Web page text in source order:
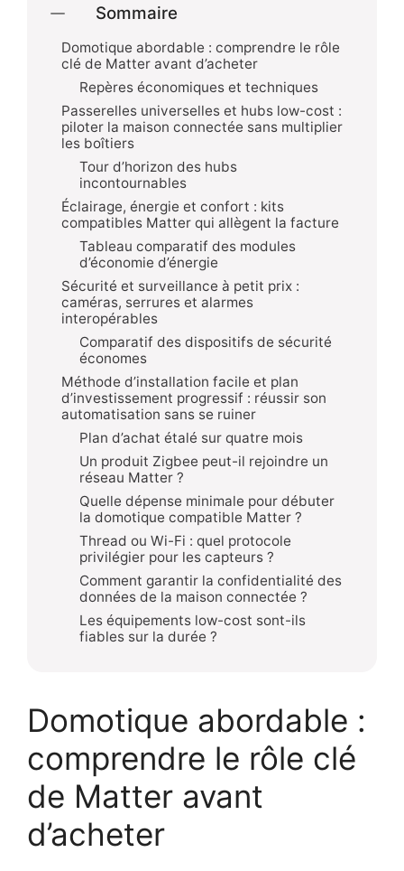
Sommaire
Domotique abordable : comprendre le rôle
clé de Matter avant d’acheter
Repères économiques et techniques
Passerelles universelles et hubs low-cost :
piloter la maison connectée sans multiplier
les boîtiers
Tour d’horizon des hubs
incontournables
Éclairage, énergie et confort : kits
compatibles Matter qui allègent la facture
Tableau comparatif des modules
d’économie d’énergie
Sécurité et surveillance à petit prix :
caméras, serrures et alarmes
interopérables
Comparatif des dispositifs de sécurité
économes
Méthode d’installation facile et plan
d’investissement progressif : réussir son
automatisation sans se ruiner
Plan d’achat étalé sur quatre mois
Un produit Zigbee peut-il rejoindre un
réseau Matter ?
Quelle dépense minimale pour débuter
la domotique compatible Matter ?
Thread ou Wi-Fi : quel protocole
privilégier pour les capteurs ?
Comment garantir la confidentialité des
données de la maison connectée ?
Les équipements low-cost sont-ils
fiables sur la durée ?
Domotique abordable :
comprendre le rôle clé
de Matter avant
d’acheter